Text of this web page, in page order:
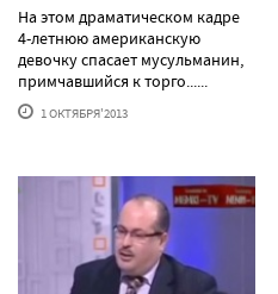
На этом драматическом кадре
4-летнюю американскую
девочку спасает мусульманин,
примчавшийся к торго......
1 ОКТЯБРЯ'2013